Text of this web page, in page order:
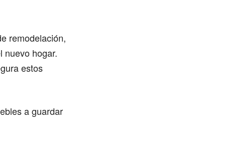
remodelación,
nuevo hogar.
estos
a guardar